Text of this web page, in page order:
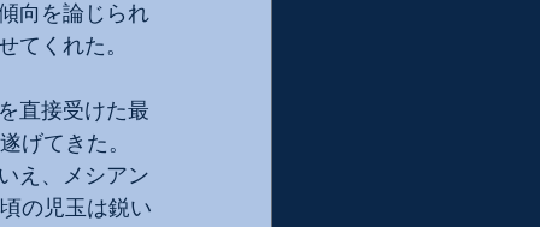
向を論じられ
てくれた。
直接受けた最
げてきた。
え、メシアン
の児玉は鋭い